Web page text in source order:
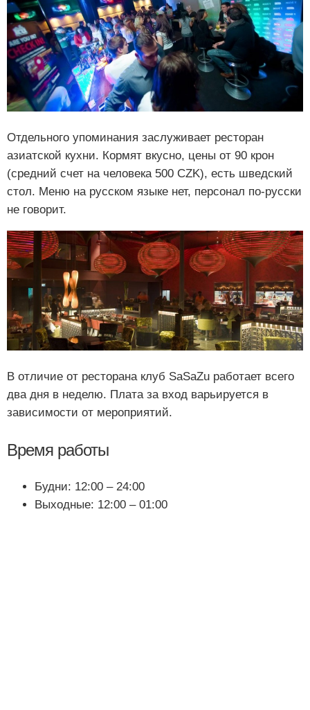
Отдельного упоминания заслуживает ресторан
азиатской кухни. Кормят вкусно, цены от 90 крон
(средний счет на человека 500 CZK), есть шведский
стол. Меню на русском языке нет, персонал по-русски
не говорит.
В отличие от ресторана клуб SaSaZu работает всего
два дня в неделю. Плата за вход варьируется в
зависимости от мероприятий.
Время работы
Будни: 12:00 – 24:00
Выходные: 12:00 – 01:00